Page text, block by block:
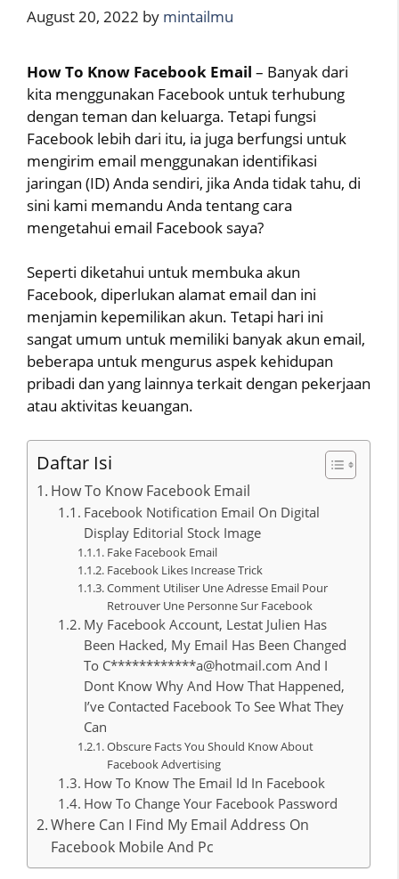
August 20, 2022 by mintailmu
How To Know Facebook Email – Banyak dari
kita menggunakan Facebook untuk terhubung
dengan teman dan keluarga. Tetapi fungsi
Facebook lebih dari itu, ia juga berfungsi untuk
mengirim email menggunakan identifikasi
jaringan (ID) Anda sendiri, jika Anda tidak tahu, di
sini kami memandu Anda tentang cara
mengetahui email Facebook saya?
Seperti diketahui untuk membuka akun
Facebook, diperlukan alamat email dan ini
menjamin kepemilikan akun. Tetapi hari ini
sangat umum untuk memiliki banyak akun email,
beberapa untuk mengurus aspek kehidupan
pribadi dan yang lainnya terkait dengan pekerjaan
atau aktivitas keuangan.
Daftar Isi
How To Know Facebook Email
Facebook Notification Email On Digital
Display Editorial Stock Image
Fake Facebook Email
Facebook Likes Increase Trick
Comment Utiliser Une Adresse Email Pour
Retrouver Une Personne Sur Facebook
My Facebook Account, Lestat Julien Has
Been Hacked, My Email Has Been Changed
To C************a@hotmail.com And I
Dont Know Why And How That Happened,
I’ve Contacted Facebook To See What They
Can
Obscure Facts You Should Know About
Facebook Advertising
How To Know The Email Id In Facebook
How To Change Your Facebook Password
Where Can I Find My Email Address On
Facebook Mobile And Pc